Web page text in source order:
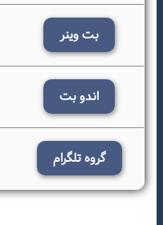
بت وینر
اندو بت
گروه تلگرام